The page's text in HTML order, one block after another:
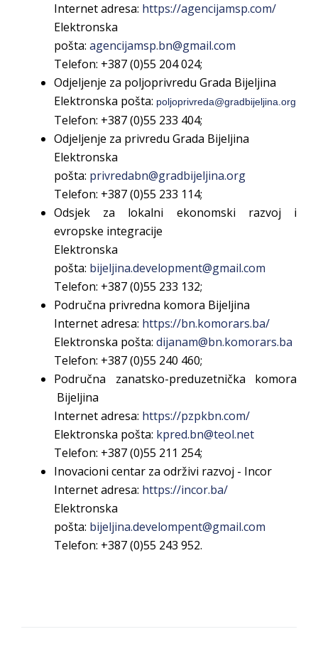
Internet adresa: https://agencijamsp.com/
Elektronska
pošta: agencijamsp.bn@gmail.com
Telefon: +387 (0)55 204 024;
Odjeljenje za poljoprivredu Grada Bijeljina
Elektronska pošta: poljoprivreda@gradbijeljina.org
Telefon: +387 (0)55 233 404;
Odjeljenje za privredu Grada Bijeljina
Elektronska
pošta: privredabn@gradbijeljina.org
Telefon: +387 (0)55 233 114;
Odsjek za lokalni ekonomski razvoj i
evropske integracije
Elektronska
pošta: bijeljina.development@gmail.com
Telefon: +387 (0)55 233 132;
Područna privredna komora Bijeljina
Internet adresa: https://bn.komorars.ba/
Elektronska pošta: dijanam@bn.komorars.ba
Telefon: +387 (0)55 240 460;
Područna zanatsko-preduzetnička komora
Bijeljina
Internet adresa: https://pzpkbn.com/
Elektronska pošta: kpred.bn@teol.net
Telefon: +387 (0)55 211 254;
Inovacioni centar za održivi razvoj - Incor
Internet adresa: https://incor.ba/
Elektronska
pošta: bijeljina.develompent@gmail.com
Telefon: +387 (0)55 243 952.